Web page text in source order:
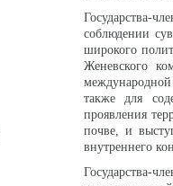
Государства-
соблюдении
широкого
Женевского
также для
проявления
почве, и
внутреннего
Государства-